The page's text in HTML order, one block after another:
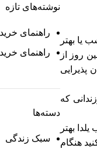
یا بهتر
روز از
پذیرایی
که
بهتر
هنگام
نوشته‌های تازه
راهنمای
راهنمای
دسته‌ها
سبک زندگی